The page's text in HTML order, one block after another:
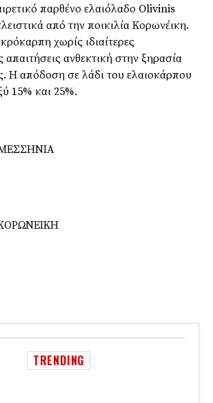
παρθένο ελαιόλαδο Olivinis
από την ποικιλία Κορωνέικη.
χωρίς ιδιαίτερες
απαιτήσεις ανθεκτική στην ξηρασία
Η απόδοση σε λάδι του ελαιοκάρπου
15% και 25%.
TRENDING